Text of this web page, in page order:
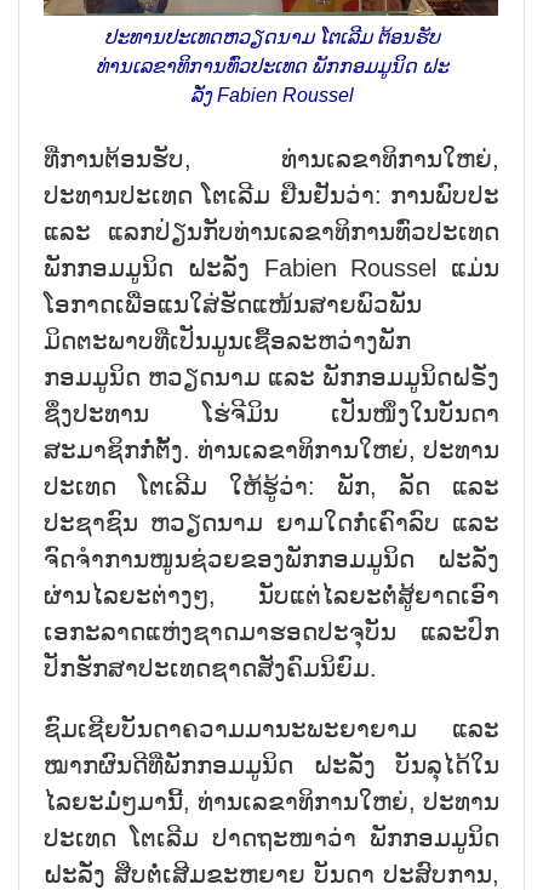
ປະທານປະເທດຫວຽດນາມ ໂຕເລີມ ຕ້ອນຮັບ
ທ່ານເລຂາທິການທົ່ວປະເທດ ພັກກອມມູນິດ ຝະ
ລັ່ງ Fabien Roussel
ທີ່ການຕ້ອນຮັບ, ທ່ານເລຂາທິການໃຫຍ່,
ປະທານປະເທດ ໂຕເລີມ ຢືນຢັນວ່າ: ການພົບປະ
ແລະ ແລກປ່ຽນກັບທ່ານເລຂາທິການທົ່ວປະເທດ
ພັກກອມມູນິດ ຝະລັ່ງ Fabien Roussel ແມ່ນ
ໂອກາດເພື່ອແນໃສ່ຮັດແໜ້ນສາຍພົວພັນ
ມິດຕະພາບທີ່ເປັນມູນເຊື້ອລະຫວ່າງພັກ
ກອມມູນິດ ຫວຽດນາມ ແລະ ພັກກອມມູນິດຝຣັ່ງ
ຊຶ່ງປະທານ ໂຮ່ຈີມິນ ເປັນໜຶ່ງໃນບັນດາ
ສະມາຊິກກໍ່ຕັ້ງ. ທ່ານເລຂາທິການໃຫຍ່, ປະທານ
ປະເທດ ໂຕເລີມ ໃຫ້ຮູ້ວ່າ: ພັກ, ລັດ ແລະ
ປະຊາຊົນ ຫວຽດນາມ ຍາມໃດກໍ່ເຄົາລົບ ແລະ
ຈົດຈຳການໜູນຊ່ວຍຂອງພັກກອມມູນິດ ຝະລັ່ງ
ຜ່ານໄລຍະຕ່າງໆ, ນັບແຕ່ໄລຍະຕໍ່ສູ້ຍາດເອົາ
ເອກະລາດແຫ່ງຊາດມາຮອດປະຈຸບັນ ແລະປົກ
ປັກຮັກສາປະເທດຊາດສັງຄົມນິຍົມ.
ຊົມເຊີຍບັນດາຄວາມມານະພະຍາຍາມ ແລະ
ໝາກຜົນດີທີ່ພັກກອມມູນິດ ຝະລັ່ງ ບັນລຸໄດ້ໃນ
ໄລຍະມໍ່ໆມານີ້, ທ່ານເລຂາທິການໃຫຍ່, ປະທານ
ປະເທດ ໂຕເລີມ ປາດຖະໜາວ່າ ພັກກອມມູນິດ
ຝະລັ່ງ ສືບຕໍ່ເສີມຂະຫຍາຍ ບັນດາ ປະສົບການ,